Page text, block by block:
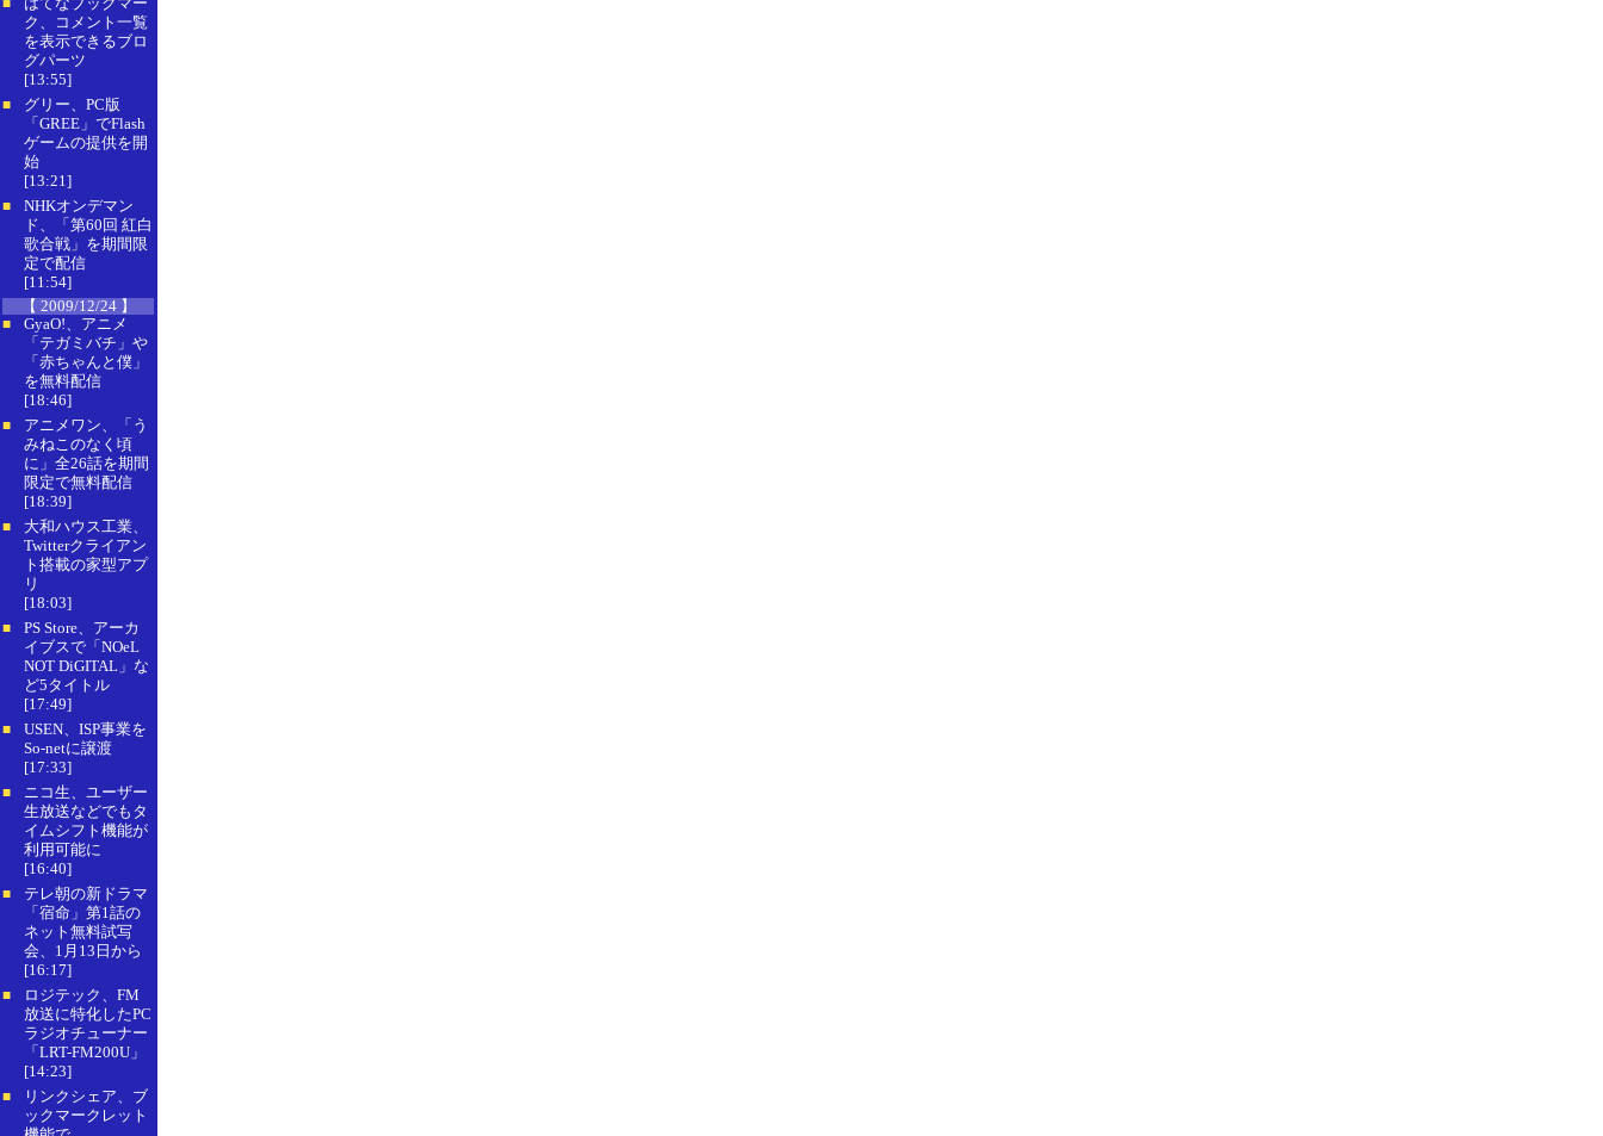
■
ク、コメント一覧
を表示できるブロ
グパーツ
[13:55]
■
グリー、PC版
「GREE」でFlash
ゲームの提供を開
始
[13:21]
■
NHKオンデマン
ド、「第60回 紅白
歌合戦」を期間限
定で配信
[11:54]
【 2009/12/24 】
■
GyaO!、アニメ
「テガミバチ」や
「赤ちゃんと僕」
を無料配信
[18:46]
■
アニメワン、「う
みねこのなく頃
に」全26話を期間
限定で無料配信
[18:39]
■
大和ハウス工業、
Twitterクライアン
ト搭載の家型アプ
リ
[18:03]
■
PS Store、アーカ
イブスで「NOeL
NOT DiGITAL」な
ど5タイトル
[17:49]
■
USEN、ISP事業を
So-netに譲渡
[17:33]
■
ニコ生、ユーザー
生放送などでもタ
イムシフト機能が
利用可能に
[16:40]
■
テレ朝の新ドラマ
「宿命」第1話の
ネット無料試写
会、1月13日から
[16:17]
■
ロジテック、FM
放送に特化したPC
ラジオチューナー
「LRT-FM200U」
[14:23]
■
リンクシェア、ブ
ックマークレット